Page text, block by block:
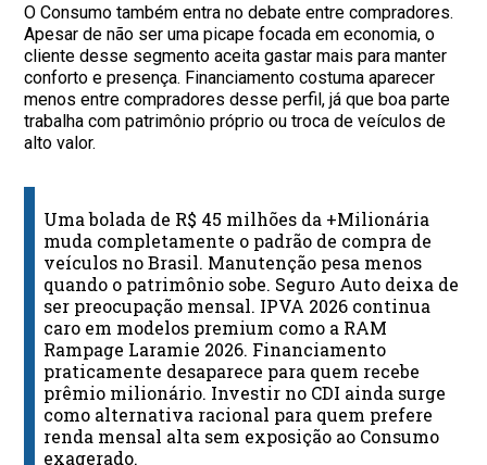
O Consumo também entra no debate entre compradores.
Apesar de não ser uma picape focada em economia, o
cliente desse segmento aceita gastar mais para manter
conforto e presença. Financiamento costuma aparecer
menos entre compradores desse perfil, já que boa parte
trabalha com patrimônio próprio ou troca de veículos de
alto valor.
Uma bolada de R$ 45 milhões da +Milionária
muda completamente o padrão de compra de
veículos no Brasil. Manutenção pesa menos
quando o patrimônio sobe. Seguro Auto deixa de
ser preocupação mensal. IPVA 2026 continua
caro em modelos premium como a RAM
Rampage Laramie 2026. Financiamento
praticamente desaparece para quem recebe
prêmio milionário. Investir no CDI ainda surge
como alternativa racional para quem prefere
renda mensal alta sem exposição ao Consumo
exagerado.